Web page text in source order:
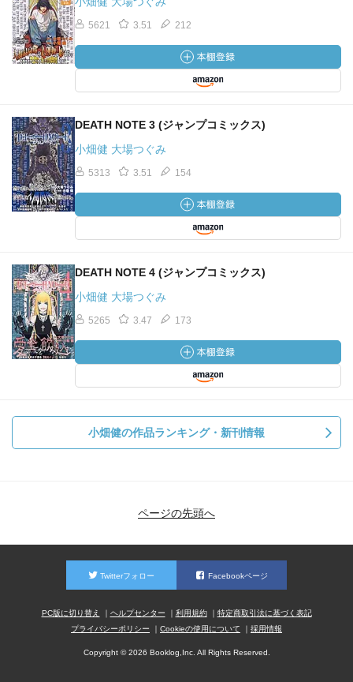
5621 3.51 212
DEATH NOTE 3 (ジャンプコミックス)
小畑健 大場つぐみ
5313 3.51 154
DEATH NOTE 4 (ジャンプコミックス)
小畑健 大場つぐみ
5265 3.47 173
小畑健の作品ランキング・新刊情報
ページの先頭へ
Twitterフォロー Facebookページ
PC版に切り替え ヘルプセンター 利用規約
特定商取引法に基づく表記
プライバシーポリシー
Cookieの使用について 採用情報
Copyright © 2026 Booklog,Inc. All Rights Reserved.